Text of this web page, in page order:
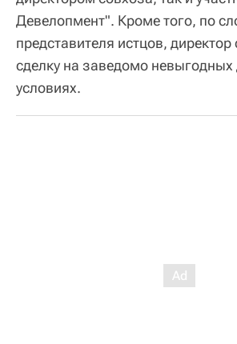
Девелопмент". Кроме того, по
представителя истцов,
сделку на заведомо невыгодных
условиях.